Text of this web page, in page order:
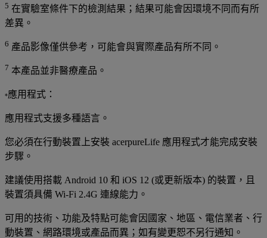
5 在實驗室條件下的檢測結果；結果可能會因環境不同而有所
差異。
6 產品影像僅供參考，可能會與實際產品有所不同。
7 本產品並非醫療產品。
*應用程式：
應用程式支援多種語言。
您必須在行動裝置上安裝 acerpureLife 應用程式才能完成安裝
步驟。
建議使用搭載 Android 10 和 iOS 12 (或更新版本) 的裝置，且
裝置須具備 Wi-Fi 2.4G 連線能力。
可用的技術、功能及特點可能會因國家、地區、電信業者、行
動裝置、網路環境或產品而異；如有變更恕不另行通知。